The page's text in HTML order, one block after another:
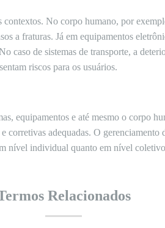
No corpo humano, por
a fraturas. Já em equipamentos
caso de sistemas de transporte, a
riscos para os usuários.
equipamentos e até mesmo o corpo
corretivas adequadas. O
nível individual quanto em nível
Relacionados